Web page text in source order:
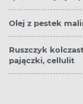
Olej z pestek
Ruszczyk
pajączki, cellulit